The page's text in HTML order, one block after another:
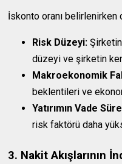
İskonto oranı
Risk Düzeyi:
düzeyi ve şirketin
Makroekonomik
beklentileri ve
Yatırımın Vade
risk faktörü daha
3. Nakit Akışlarının